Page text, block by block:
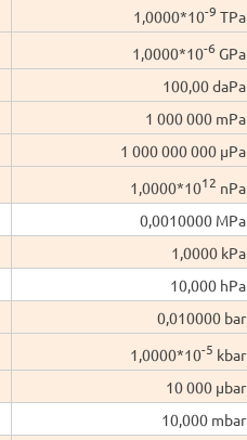
1,0000*10-9 TPa
1,0000*10-6 GPa
100,00 daPa
1 000 000 mPa
1 000 000 000 µPa
1,0000*1012 nPa
0,0010000 MPa
1,0000 kPa
10,000 hPa
0,010000 bar
1,0000*10-5 kbar
10 000 µbar
10,000 mbar